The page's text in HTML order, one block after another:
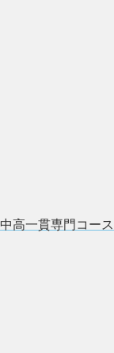
中高一貫専門コース